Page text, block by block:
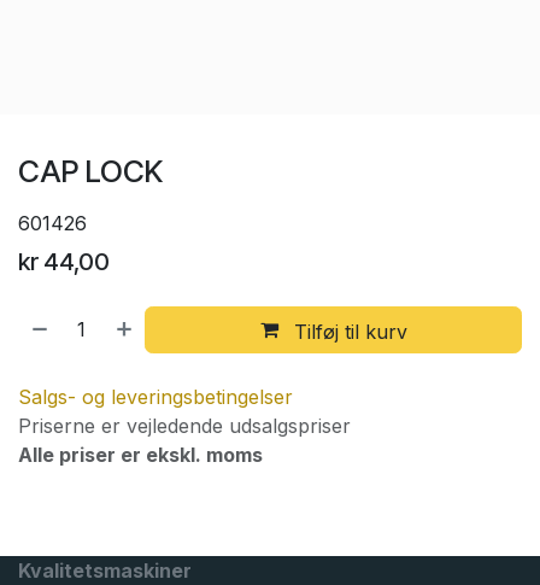
CAP LOCK
601426
kr 44,00
Tilføj til kurv
Salgs- og leveringsbetingelser
Priserne er vejledende udsalgspriser
Alle priser er ekskl. moms
Kvalitetsmaskiner